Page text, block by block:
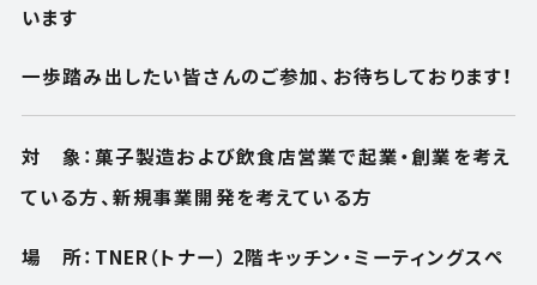
います
一歩踏み出したい皆さんのご参加、お待ちしております！
対 象：菓子製造および飲食店営業で起業・創業を考え
ている方、新規事業開発を考えている方
場 所：TNER（トナー） 2階キッチン・ミーティングスペ